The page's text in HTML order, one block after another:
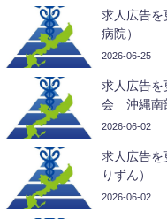
求人広告
病院）
2026-06-25
求人広告を
会 沖縄南
2026-06-02
求人広告
りずん）
2026-06-02